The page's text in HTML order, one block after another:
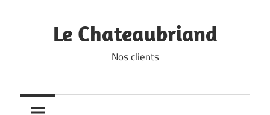
Le Chateaubriand
Nos clients